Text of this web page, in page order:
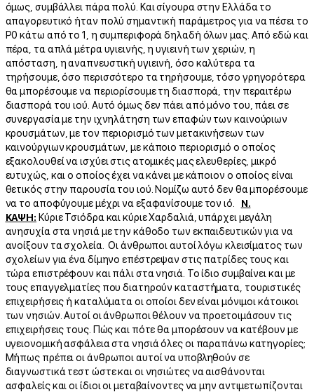
όμως, συμβάλλει πάρα πολύ. Και σίγουρα στην Ελλάδα το
απαγορευτικό ήταν πολύ σημαντική παράμετρος για να πέσει το
Ρ0 κάτω από το 1, η συμπεριφορά δηλαδή όλων μας. Από εδώ και
πέρα, τα απλά μέτρα υγιεινής, η υγιεινή των χεριών, η
απόσταση, η αναπνευστική υγιεινή, όσο καλύτερα τα
τηρήσουμε, όσο περισσότερο τα τηρήσουμε, τόσο γρηγορότερα
θα μπορέσουμε να περιορίσουμε τη διασπορά, την περαιτέρω
διασπορά του ιού. Αυτό όμως δεν πάει από μόνο του, πάει σε
συνεργασία με την ιχνηλάτηση των επαφών των καινούριων
κρουσμάτων, με τον περιορισμό των μετακινήσεων των
καινούργιων κρουσμάτων, με κάποιο περιορισμό ο οποίος
εξακολουθεί να ισχύει στις ατομικές μας ελευθερίες, μικρό
ευτυχώς, και ο οποίος έχει να κάνει με κάποιον ο οποίος είναι
θετικός στην παρουσία του ιού. Νομίζω αυτό δεν θα μπορέσουμε
να το αποφύγουμε μέχρι να εξαφανίσουμε τον ιό. Ν.
ΚΑΨΗ: Κύριε Τσιόδρα και κύριε Χαρδαλιά, υπάρχει μεγάλη
ανησυχία στα νησιά με την κάθοδο των εκπαιδευτικών για να
ανοίξουν τα σχολεία. Οι άνθρωποι αυτοί λόγω κλεισίματος των
σχολείων για ένα δίμηνο επέστρεψαν στις πατρίδες τους και
τώρα επιστρέφουν και πάλι στα νησιά. Το ίδιο συμβαίνει και με
τους επαγγελματίες που διατηρούν καταστήματα, τουριστικές
επιχειρήσεις ή καταλύματα οι οποίοι δεν είναι μόνιμοι κάτοικοι
των νησιών. Αυτοί οι άνθρωποι θέλουν να προετοιμάσουν τις
επιχειρήσεις τους. Πώς και πότε θα μπορέσουν να κατέβουν με
υγειονομική ασφάλεια στα νησιά όλες οι παραπάνω κατηγορίες;
Μήπως πρέπει οι άνθρωποι αυτοί να υποβληθούν σε
διαγνωστικά τεστ ώστε και οι νησιώτες να αισθάνονται
ασφαλείς και οι ίδιοι οι μεταβαίνοντες να μην αντιμετωπίζονται